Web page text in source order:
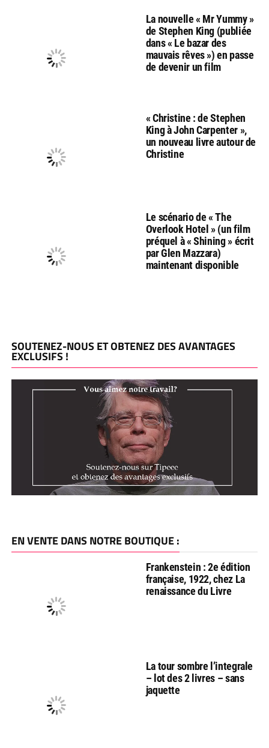
La nouvelle « Mr Yummy »
de Stephen King (publiée
dans « Le bazar des
mauvais rêves ») en passe
de devenir un film
« Christine : de Stephen
King à John Carpenter »,
un nouveau livre autour de
Christine
Le scénario de « The
Overlook Hotel » (un film
préquel à « Shining » écrit
par Glen Mazzara)
maintenant disponible
SOUTENEZ-NOUS ET OBTENEZ DES AVANTAGES
EXCLUSIFS !
EN VENTE DANS NOTRE BOUTIQUE :
Frankenstein : 2e édition
française, 1922, chez La
renaissance du Livre
La tour sombre l’integrale
– lot des 2 livres – sans
jaquette